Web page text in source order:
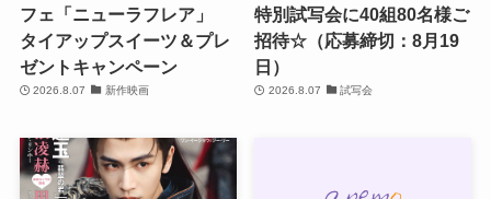
フェ「ニューラフレア」
タイアップスイーツ＆プレ
ゼントキャンペーン
2026.8.07 新作映画
特別試写会に40組80名様ご
招待☆（応募締切：8月19
日）
2026.8.07 試写会